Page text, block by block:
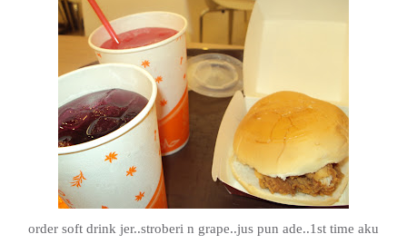
order soft drink jer..stroberi n grape..jus pun ade..1st time aku